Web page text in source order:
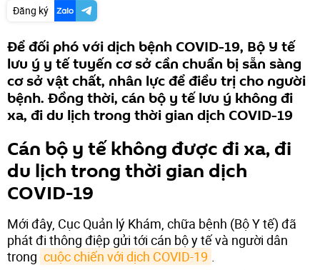
Đăng ký
Để đối phó với dịch bệnh COVID-19, Bộ Y tế
lưu ý y tế tuyến cơ sở cần chuẩn bị sẵn sàng
cơ sở vật chất, nhân lực để điều trị cho người
bệnh. Đồng thời, cán bộ y tế lưu ý không đi
xa, đi du lịch trong thời gian dịch COVID-19
Cán bộ y tế không được đi xa, đi
du lịch trong thời gian dịch
COVID-19
Mới đây, Cục Quản lý Khám, chữa bệnh (Bộ Y tế) đã
phát đi thông điệp gửi tới cán bộ y tế và người dân
trong cuộc chiến với dịch COVID-19 .